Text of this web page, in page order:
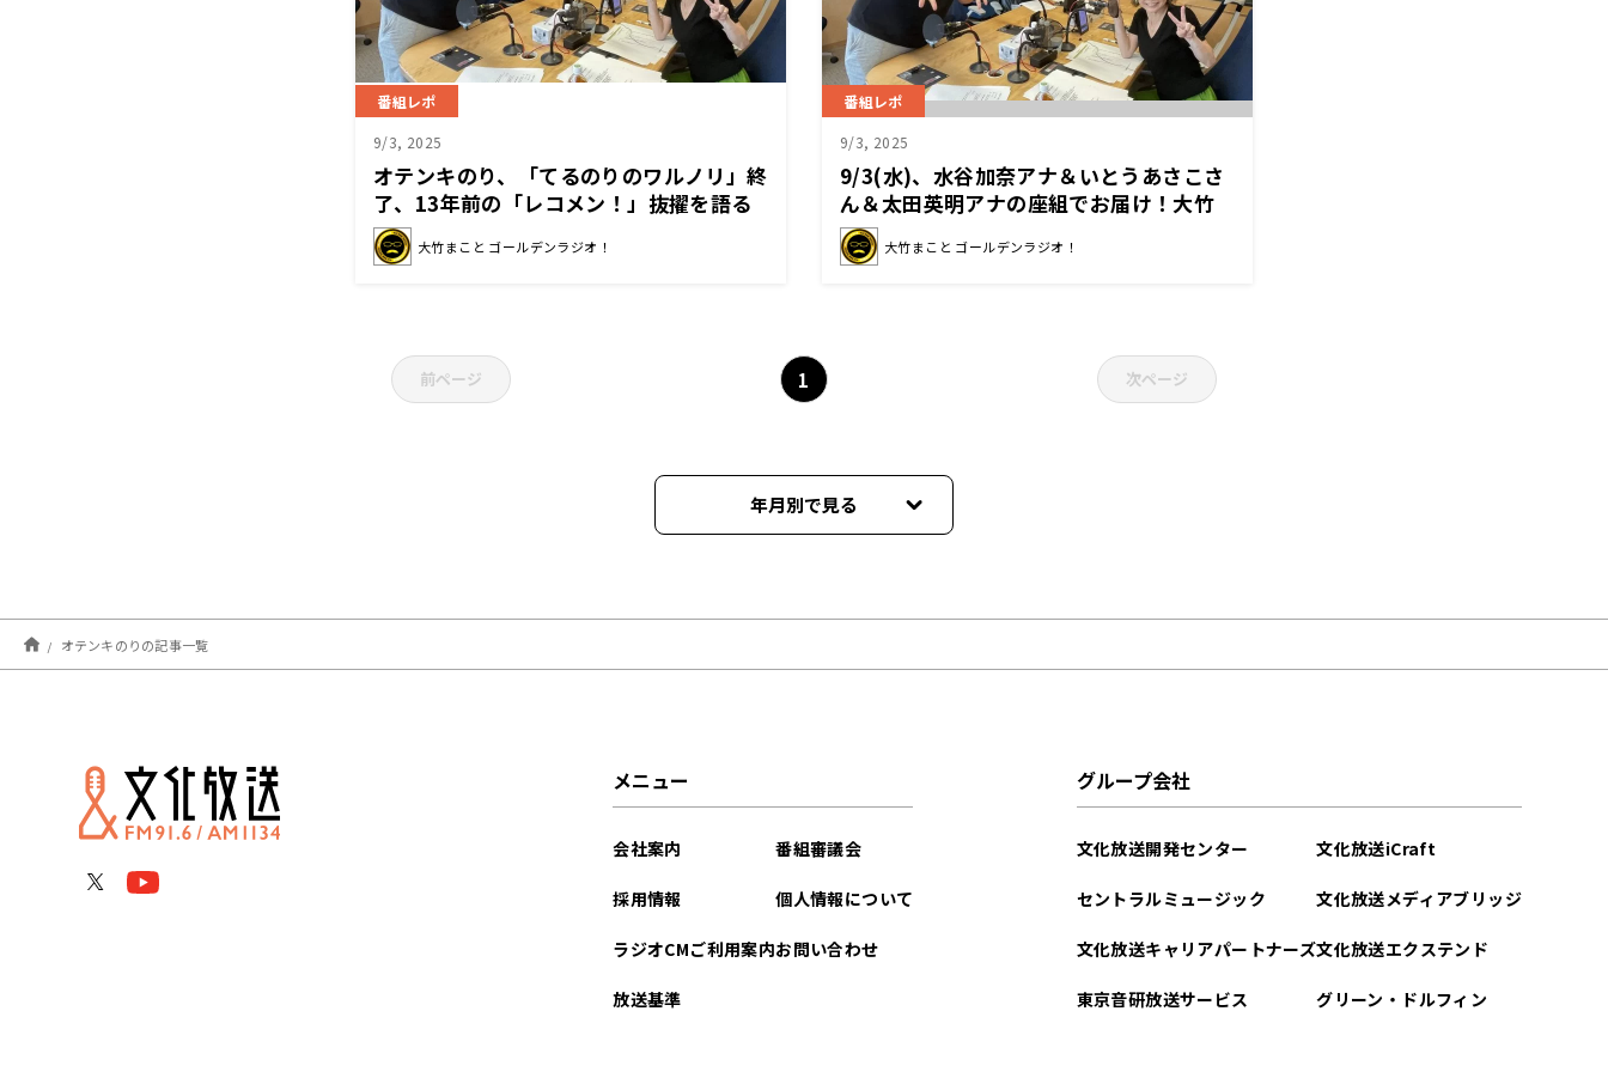
番組レポ
9/3, 2025
オテンキのり、「てるのりのワルノリ」終
了、13年前の「レコメン！」抜擢を語る
大竹まこと ゴールデンラジオ！
番組レポ
9/3, 2025
9/3(水)、水谷加奈アナ＆いとうあさこさ
ん＆太田英明アナの座組でお届け！大竹
まことさん＆砂山圭大郎アナは夏休み！
大竹まこと ゴールデンラジオ！
前ページ 1 次ページ
年月別で見る
2024年10月
2024年09月
オテンキのりの記事一覧
メニュー
会社案内
採用情報
ラジオCMご利用案内
放送基準
番組審議会
個人情報について
お問い合わせ
グループ会社
文化放送開発センター
セントラルミュージック
文化放送キャリアパートナーズ
東京音研放送サービス
文化放送iCraft
文化放送メディアブリッジ
文化放送エクステンド
グリーン・ドルフィン